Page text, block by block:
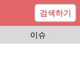
검색하기
이슈